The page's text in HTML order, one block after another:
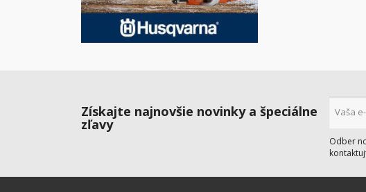
Získajte najnovšie novinky a špeciálne
zľavy
Odber